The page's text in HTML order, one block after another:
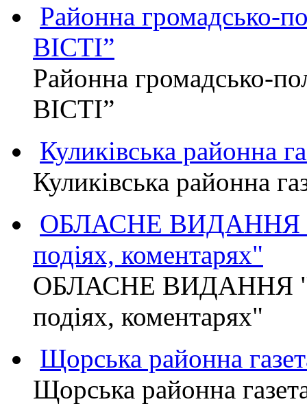
Районна громадсько-
ВІСТІ”
Районна громадсько-
ВІСТІ”
Куликівська районна
Куликівська районна
ОБЛАСНЕ ВИДАННЯ
подіях, коментарях"
ОБЛАСНЕ ВИДАННЯ
подіях, коментарях"
Щорська районна
Щорська районна